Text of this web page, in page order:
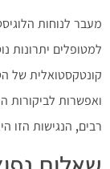
מעבר לנוחות
למטופלים יתרונות
קונטקסטואלית של
ואפשרות לביקורות
רבים, הנגישות הזו